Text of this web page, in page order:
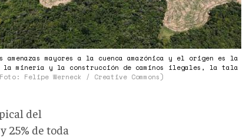
mayores a la cuenca amazónica y el origen es la
la minería y la construcción de caminos ilegales, la tala
Felipe Werneck / Creative Commons)
del
25% de toda